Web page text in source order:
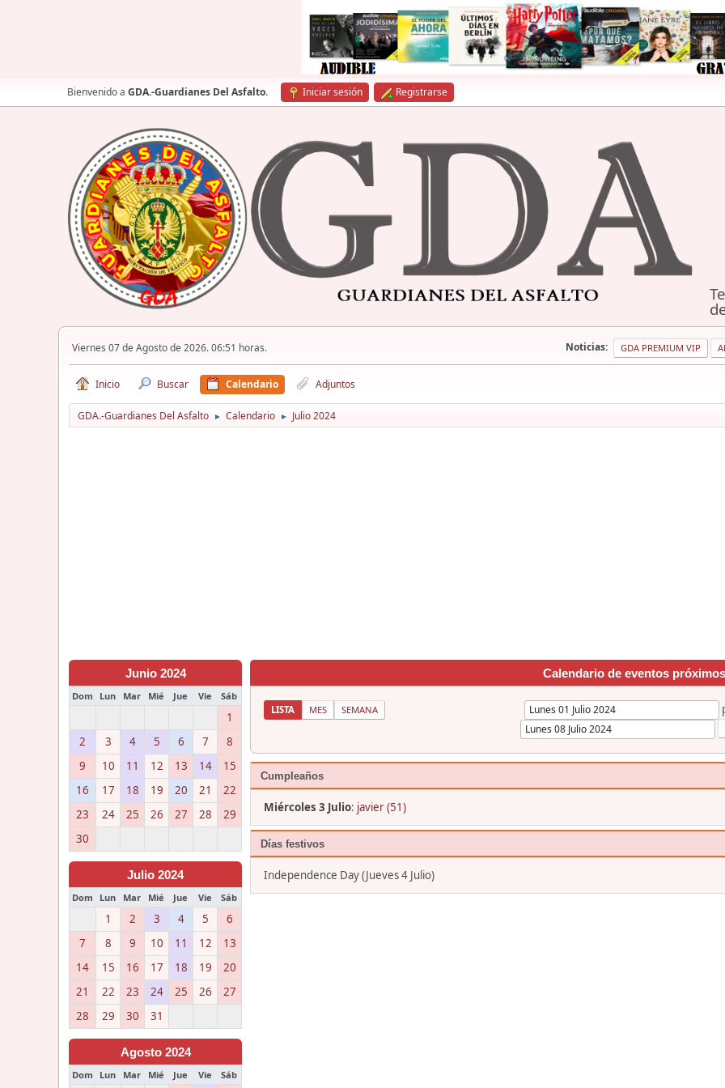
Bienvenido a GDA.-Guardianes Del Asfalto. Iniciar sesión Registrarse
Viernes 07 de Agosto de 2026. 06:51 horas. Noticias: GDA PREMIUM VIP
Inicio Buscar Calendario Adjuntos
GDA.-Guardianes Del Asfalto ► Calendario ► Julio 2024
Junio 2024
Dom Lun Mar Mié Jue Vie Sáb
1
2
3 4 5 6 7
8
9
10 11 12 13 14
15
16
17 18 19 20 21
22
23
24 25 26 27 28
29
30
Julio 2024
Dom Lun Mar Mié Jue Vie Sáb
1 2 3 4 5
6
7
8 9 10 11 12
13
14
15 16 17 18 19
20
21
22 23 24 25 26
27
28
29 30 31
Agosto 2024
Dom Lun Mar Mié Jue Vie Sáb
Calendario de eventos próximos
LISTA MES SEMANA
Cumpleaños
Miércoles 3 Julio: javier (51)
Días festivos
Independence Day (Jueves 4 Julio)